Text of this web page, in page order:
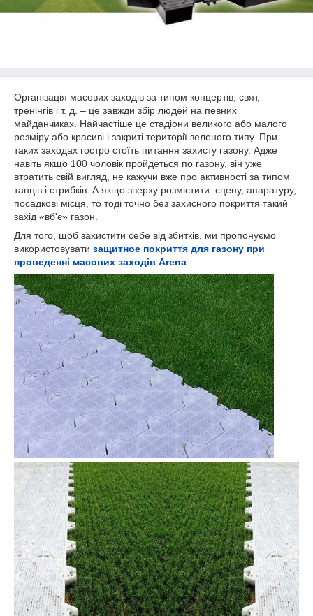
Організація масових заходів за типом концертів, свят,
тренінгів і т. д. – це завжди збір людей на певних
майданчиках. Найчастіше це стадіони великого або малого
розміру або красиві і закриті території зеленого типу. При
таких заходах гостро стоїть питання захисту газону. Адже
навіть якщо 100 чоловік пройдеться по газону, він уже
втратить свій вигляд, не кажучи вже про активності за типом
танців і стрибків. А якщо зверху розмістити: сцену, апаратуру,
посадкові місця, то тоді точно без захисного покриття такий
захід «вб'є» газон.
Для того, щоб захистити себе від збитків, ми пропонуємо
використовувати защитное покриття для газону при
проведенні масових заходів Arena